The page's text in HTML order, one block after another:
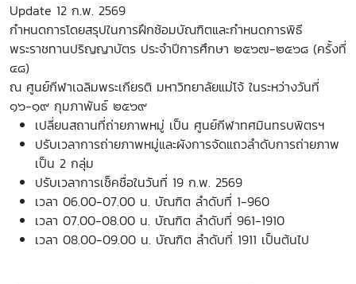
Update 12 ก.พ. 2569
กำหนดการโดยสรุปในการฝึกซ้อมบัณฑิตและกำหนดการพิธี
พระราชทานปริญญาบัตร ประจำปีการศึกษา ๒๕๖๗-๒๕๖๘ (ครั้งที่
๔๘)
ณ ศูนย์กีฬาเฉลิมพระเกียรติ มหาวิทยาลัยแม่โจ้ ในระหว่างวันที่
๑๖-๑๙ กุมภาพันธ์ ๒๕๖๙
เปลี่ยนสถานที่ถ่ายภาพหมู่ เป็น ศูนย์กีฬาทศมินทรบพิตรฯ
ปรับเวลาการถ่ายภาพหมู่และผังการจัดแถวลำดับการถ่ายภาพ
เป็น 2 กลุ่ม
ปรับเวลาการเช็คชื่อในวันที่ 19 ก.พ. 2569
เวลา 06.00-07.00 น. บัณฑิต ลำดับที่ 1-960
เวลา 07.00-08.00 น. บัณฑิต ลำดับที่ 961-1910
เวลา 08.00-09.00 น. บัณฑิต ลำดับที่ 1911 เป็นต้นไป